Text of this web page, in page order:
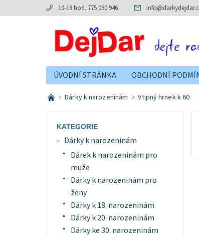
10-18 hod. 775 060 946 info@
ÚVODNÍ STRÁNKA OBCHODNÍ
Dárky k narozeninám Vtipný hrnek k 60
KATEGORIE
Dárky k narozeninám
Dárek k narozeninám pro
muže
Dárky k narozeninám pro
ženy
Dárky k 18. narozeninám
Dárky k 20. narozeninám
Dárky ke 30. narozeninám